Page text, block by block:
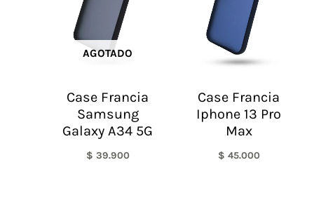
AGOTADO
Case Francia
Samsung
Galaxy A34 5G
$ 39.900
Case Francia
Iphone 13 Pro
Max
$ 45.000